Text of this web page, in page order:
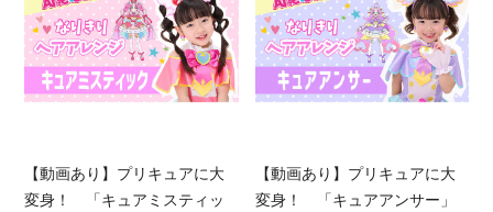
【動画あり】プリキュアに大
変身！ 「キュアミスティッ
【動画あり】プリキュアに大
変身！ 「キュアアンサー」